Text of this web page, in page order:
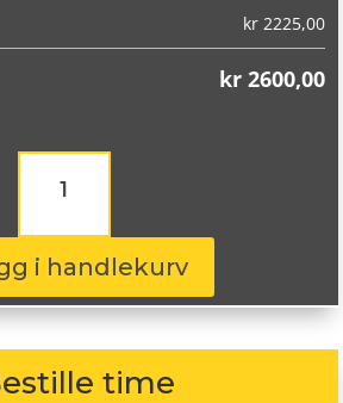
kr2225,00
kr2600,00
Nereus
NS601
95W
antalli handlekurv
time